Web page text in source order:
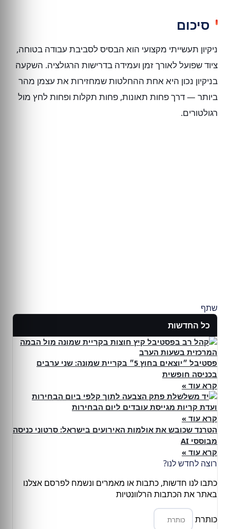
סיכום
ניקיון תעשייתי מקצועי הוא הבסיס לסביבת עבודה בטוחה,
ציוד שפועל לאורך זמן ועמידה בדרישות הרגולציה. השקעה
בניקיון נכון היא אחת ההחלטות שמחזירות את עצמן מהר
ביותר — דרך פחות תאונות, פחות תקלות ופחות לחץ מול
רגולטורים.
שתף
כל החדשות
פסטיבל ״יוצאים בחוץ 5״ בקריית שמונה: שני ערבים
בכניסה חופשית
קרא עוד »
ועדת קריות מגייסת עובדים ליום הבחירות
קרא עוד »
הטרנד שכובש את אולמות האירועים בישראל: סרטוני כניסה
מבוססי AI
קרא עוד »
רוצה לחדש לנו?
כתבו לנו חדשות, כתבות או מאמרים ונשמח לפרסם אצלנו
באתר את הכתבות הרלוונטיות
כותרת